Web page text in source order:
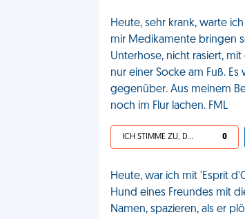
Heute, sehr krank, warte
mir Medikamente bringen
Unterhose, nicht rasiert, mit
nur einer Socke am Fuß.
gegenüber. Aus meinem
noch im Flur lachen. FML
ICH STIMME ZU, DEIN LEBEN IST SCHEISSE 0
Heute, war ich mit 'Esprit
Hund eines Freundes mit
Namen, spazieren, als er